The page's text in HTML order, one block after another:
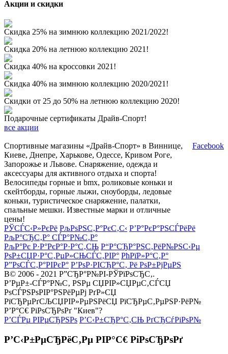
Акции и скидки
Скидка 25% на зимнюю коллекцию 2021/2022!
Скидка 20% на летнюю коллекцию 2021!
Скидка 40% на кроссовки 2021!
Скидка 40% на зимнюю коллекцию 2020/2021!
Скидки от 25 до 50% на летнюю коллекцию 2020!
Подарочные сертификаты Драйв-Спорт!
все акции
Спортивные магазины «Драйв-Спорт» в Виннице,
Киеве, Днепре, Харькове, Одессе, Кривом Роге,
Запорожье и Львове. Снаряжение, одежда и
аксессуары для активного отдыха и спорта!
Велосипеды горные и bmx, роликовые коньки и
скейтборды, горные лыжи, сноуборды, ледовые
коньки, туристическое снаряжение, палатки,
спальные мешки. Известные марки и отличные
цены!
Facebook
РЎСЃС‹Р»РєРё РљРѕРЅС‚Р°РєС‚С‹ Р’Р°РєР°РЅСЃРёРё
РљР°СЂС‚Р° СЃР°Р№С‚Р°
РљР°Рє Р·Р°РєР°Р·Р°С‚СЊ Р“Р°СЂР°РЅС‚РёР№РЅС‹Рµ
РѕР±СЏР·Р°С‚РµР»СЊСЃС‚РІР° РћРїР»Р°С‚Р°
Р”РѕСЃС‚Р°РІРєР° Р’РѕР·РІСЂР°С‚ Рё РѕР±РјРµРЅ
В© 2006 - 2021 Р”СЂР°Р№РІ-РЎРїРѕСЂС‚.
Р’РµР±-СЃР°Р№С‚ РЅРµ СЏРІР»СЏРµС‚СЃСЏ
РѕСЃРЅРѕРІР°РЅРёРµРј РґР»СЏ
РїСЂРµРґСЉСЏРІР»РµРЅРёСЏ РїСЂРµС‚РµРЅР·РёР№
Р’Р°С€ РіРѕСЂРѕРґ "Киев"?
Р’СЃРµ РІРµСЂРЅРѕ Р’С‹Р±СЂР°С‚СЊ РґСЂСѓРіРѕР№
Р’С‹Р±РµСЂРёС‚Рµ РІР°С€ РіРѕСЂРѕРґ